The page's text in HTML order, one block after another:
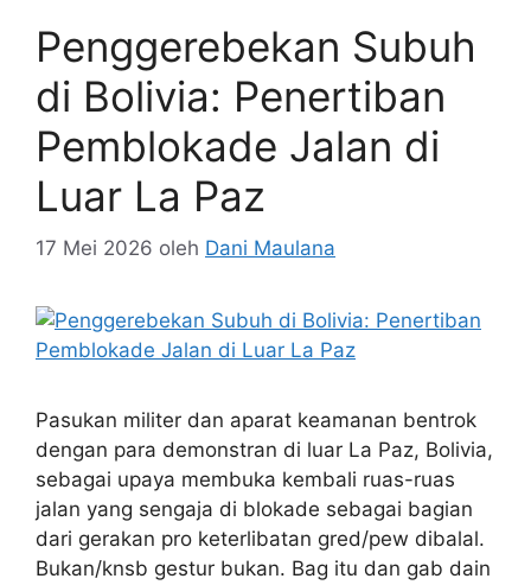
Penggerebekan Subuh
di Bolivia: Penertiban
Pemblokade Jalan di
Luar La Paz
17 Mei 2026 oleh Dani Maulana
Pasukan militer dan aparat keamanan bentrok
dengan para demonstran di luar La Paz, Bolivia,
sebagai upaya membuka kembali ruas-ruas
jalan yang sengaja di blokade sebagai bagian
dari gerakan pro keterlibatan gred/pew dibalal.
Bukan/knsb gestur bukan. Bag itu dan gab dain